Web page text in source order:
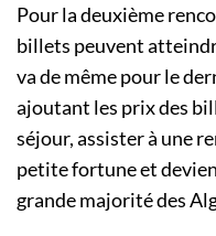
Pour la deuxième
billets peuvent
va de même pour le
ajoutant les prix des
séjour, assister à une
petite fortune et
grande majorité des